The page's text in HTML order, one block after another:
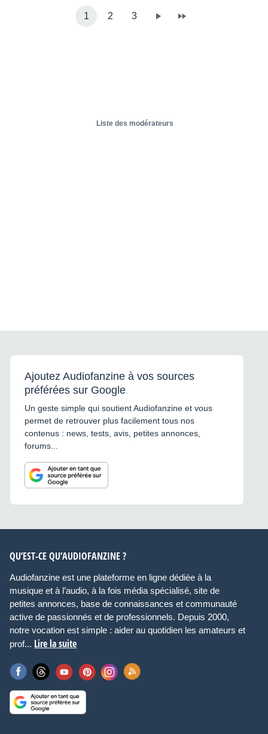
1 2 3
Liste des modérateurs
Ajoutez Audiofanzine à vos sources
préférées sur Google
Un geste simple qui soutient Audiofanzine et vous
permet de retrouver plus facilement tous nos
contenus : news, tests, avis, petites annonces,
forums...
QU’EST-CE QU’AUDIOFANZINE ?
Audiofanzine est une plateforme en ligne dédiée à la
musique et à l’audio, à la fois média spécialisé, site de
petites annonces, base de connaissances et communauté
active de passionnés et de professionnels. Depuis 2000,
notre vocation est simple : aider au quotidien les amateurs et
prof... Lire la suite